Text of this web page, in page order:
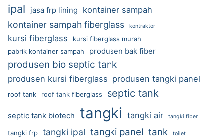
ipal jasa frp lining kontainer sampah
kontainer sampah fiberglass kontraktor
kursi fiberglass
kursi fiberglass murah
pabrik kontainer sampah
produsen bak fiber
produsen bio septic tank
produsen kursi fiberglass produsen tangki panel
roof tank roof tank fiberglass septic tank
septic tank biotech tangki tangki air tangki fiber
tangki frp tangki ipal tangki panel tank toilet